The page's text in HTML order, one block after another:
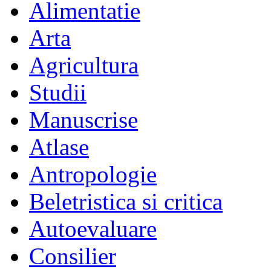
Alimentatie
Arta
Agricultura
Studii
Manuscrise
Atlase
Antropologie
Beletristica si critica
Autoevaluare
Consilier